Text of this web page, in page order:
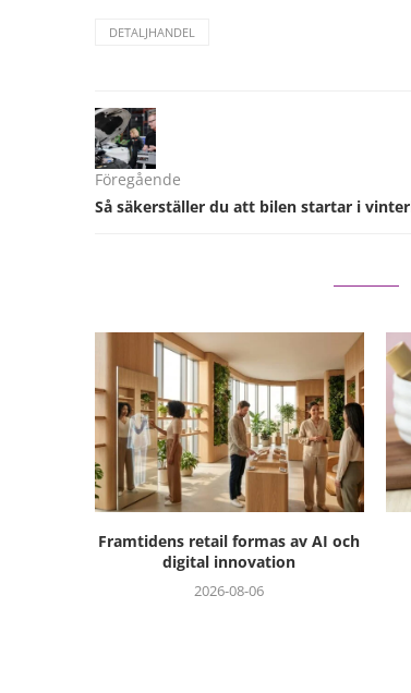
DETALJHANDEL
Föregående
Så säkerställer du att bilen startar i
Framtidens retail formas av AI och
digital innovation
2026-08-06